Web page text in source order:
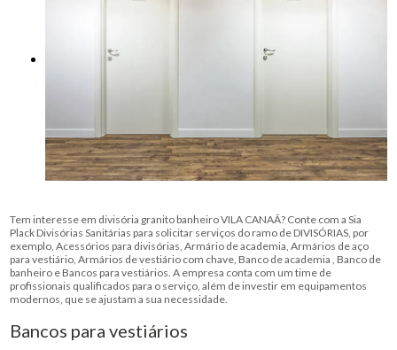
Tem interesse em divisória granito banheiro VILA CANAÃ? Conte com a Sia
Plack Divisórias Sanitárias para solicitar serviços do ramo de DIVISÓRIAS, por
exemplo, Acessórios para divisórias, Armário de academia, Armários de aço
para vestiário, Armários de vestiário com chave, Banco de academia , Banco de
banheiro e Bancos para vestiários. A empresa conta com um time de
profissionais qualificados para o serviço, além de investir em equipamentos
modernos, que se ajustam a sua necessidade.
Bancos para vestiários